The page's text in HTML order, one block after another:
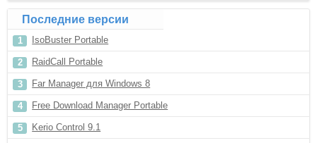
Последние версии
IsoBuster Portable
RaidCall Portable
Far Manager для Windows 8
Free Download Manager Portable
Kerio Control 9.1